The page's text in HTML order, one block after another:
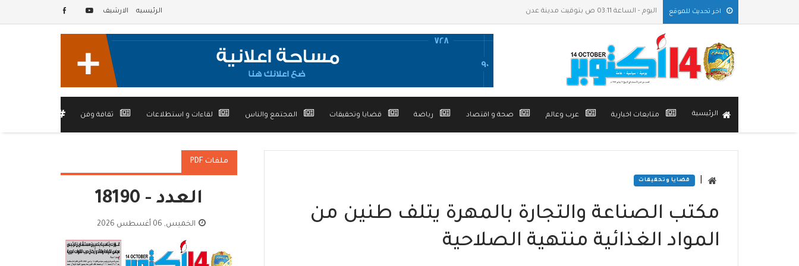
اخر تحديث للموقع اليوم - الساعة 03:11 ص بتوقيت مدينة عدن الرئيسيه الارشيف
الرئيسية متابعات اخبارية عرب وعالم صحة و اقتصاد رياضة قضايا وتحقيقات المجتمع والناس لقاءات و استطلاعات ثقافة وفن
قضايا وتحقيقات
مكتب الصناعة والتجارة بالمهرة يتلف طنين من
المواد الغذائية منتهية الصلاحية
ملفات PDF
العدد - 18190
الخميس, 06 أغسطس 2026